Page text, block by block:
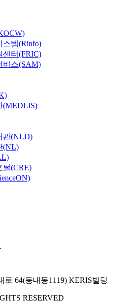
스템(Rinfo)
센터(FRIC)
비스(SAM)
(MEDLIS)
관(NLD)
(NL)
털(CRE)
로 64(동내동1119) KERIS빌딩
RESERVED